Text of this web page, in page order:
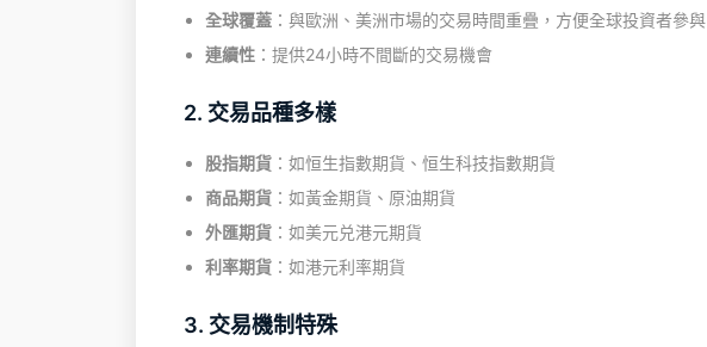
全球覆蓋 ：與歐洲、美洲市場的交易時間重疊，方便全球投資者參與
連續性 ：提供24小時不間斷的交易機會
2. 交易品種多樣
股指期貨 ：如恒生指數期貨、恒生科技指數期貨
商品期貨 ：如黃金期貨、原油期貨
外匯期貨 ：如美元兑港元期貨
利率期貨 ：如港元利率期貨
3. 交易機制特殊